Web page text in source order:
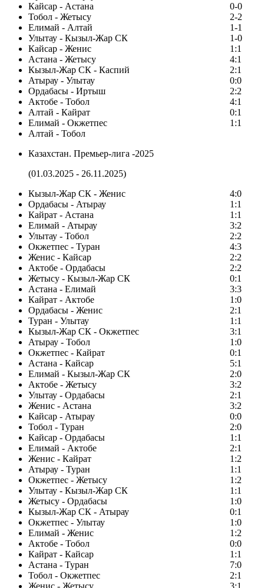
Кайсар - Астана
0-0
Тобол - Жетысу
2-2
Елимай - Алтай
1-1
Улытау - Кызыл-Жар СК
1-0
Кайсар - Женис
1:1
Астана - Жетысу
4:1
Кызыл-Жар СК - Каспий
2:1
Атырау - Улытау
0:0
Ордабасы - Иртыш
2:2
Актобе - Тобол
4:1
Алтай - Кайрат
0:1
Елимай - Окжетпес
1:1
Алтай - Тобол
Казахстан. Премьер-лига -2025
(01.03.2025 - 26.11.2025)
Кызыл-Жар СК - Женис
4:0
Ордабасы - Атырау
1:1
Кайрат - Астана
1:1
Елимай - Атырау
3:2
Улытау - Тобол
2:2
Окжетпес - Туран
4:3
Женис - Кайсар
2:2
Актобе - Ордабасы
2:2
Жетысу - Кызыл-Жар СК
0:1
Астана - Елимай
3:3
Кайрат - Актобе
1:0
Ордабасы - Женис
2:1
Туран - Улытау
1:1
Кызыл-Жар СК - Окжетпес
3:1
Атырау - Тобол
1:0
Окжетпес - Кайрат
0:1
Астана - Кайсар
5:1
Елимай - Кызыл-Жар СК
2:0
Актобе - Жетысу
3:2
Улытау - Ордабасы
2:1
Женис - Астана
3:2
Кайсар - Атырау
0:0
Тобол - Туран
2:0
Кайсар - Ордабасы
1:1
Елимай - Актобе
2:1
Женис - Кайрат
1:2
Атырау - Туран
1:1
Окжетпес - Жетысу
1:2
Улытау - Кызыл-Жар СК
1:1
Жетысу - Ордабасы
1:0
Кызыл-Жар СК - Атырау
0:1
Окжетпес - Улытау
1:0
Елимай - Женис
1:2
Актобе - Тобол
0:0
Кайрат - Кайсар
1:1
Астана - Туран
7:0
Тобол - Окжетпес
2:1